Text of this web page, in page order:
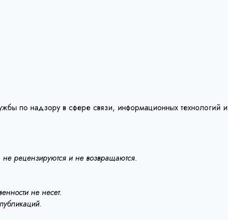
по надзору в сфере связи, информационных
рецензируются и не возвращаются.
не несет.